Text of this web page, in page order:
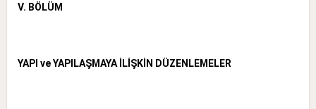
V. BÖLÜM
YAPI ve YAPILAŞMAYA İLİŞKİN DÜZENLEMELER